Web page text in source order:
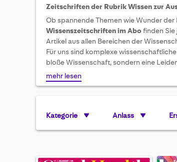
Zeitschriften der Rubrik Wissen zur
Ob spannende Themen wie Wunder
Wissenszeitschriften im Abofinden Sie
Artikel aus allen Bereichen der
Für uns sind komplexe
bloße Wissenschaft, sondern eine
mehr lesen
Kategorie Anlass